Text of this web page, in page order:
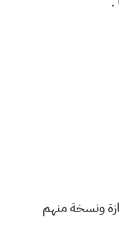
ونسخة منهم